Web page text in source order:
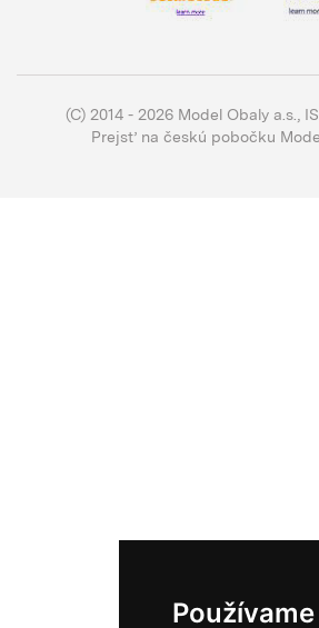
(C) 2014 - 2026 Model Obaly a.s.,
Prejsť na českú pobočku